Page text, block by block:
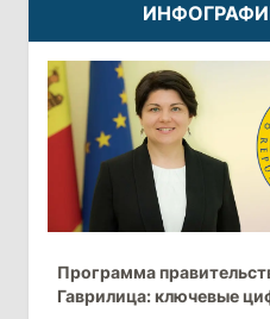
Молдова готовит
укреплению обороны
более 10 млрд леев на
пять лет
4 августа 2026
15:15
Экономика
европейских стран с
минимальной зарплатой
Программа
Гаврилица: ключевые